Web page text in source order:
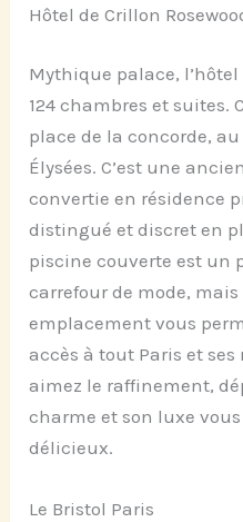
Hôtel de Crillon
Mythique palace, l’hôtel
124 chambres et suites.
place de la concorde,
Élysées. C’est une
convertie en résidence
distingué et discret en
piscine couverte est un
carrefour de mode, mais
emplacement vous
accès à tout Paris et
aimez le raffinement,
charme et son luxe
délicieux.
Le Bristol Paris